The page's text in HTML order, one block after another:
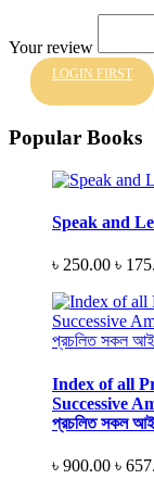
Your review
LOGIN FIRST
Popular Books
Speak and
৳ 250.00 ৳
Index of all
Successive
প্রচলিত সকল
৳ 900.00 ৳